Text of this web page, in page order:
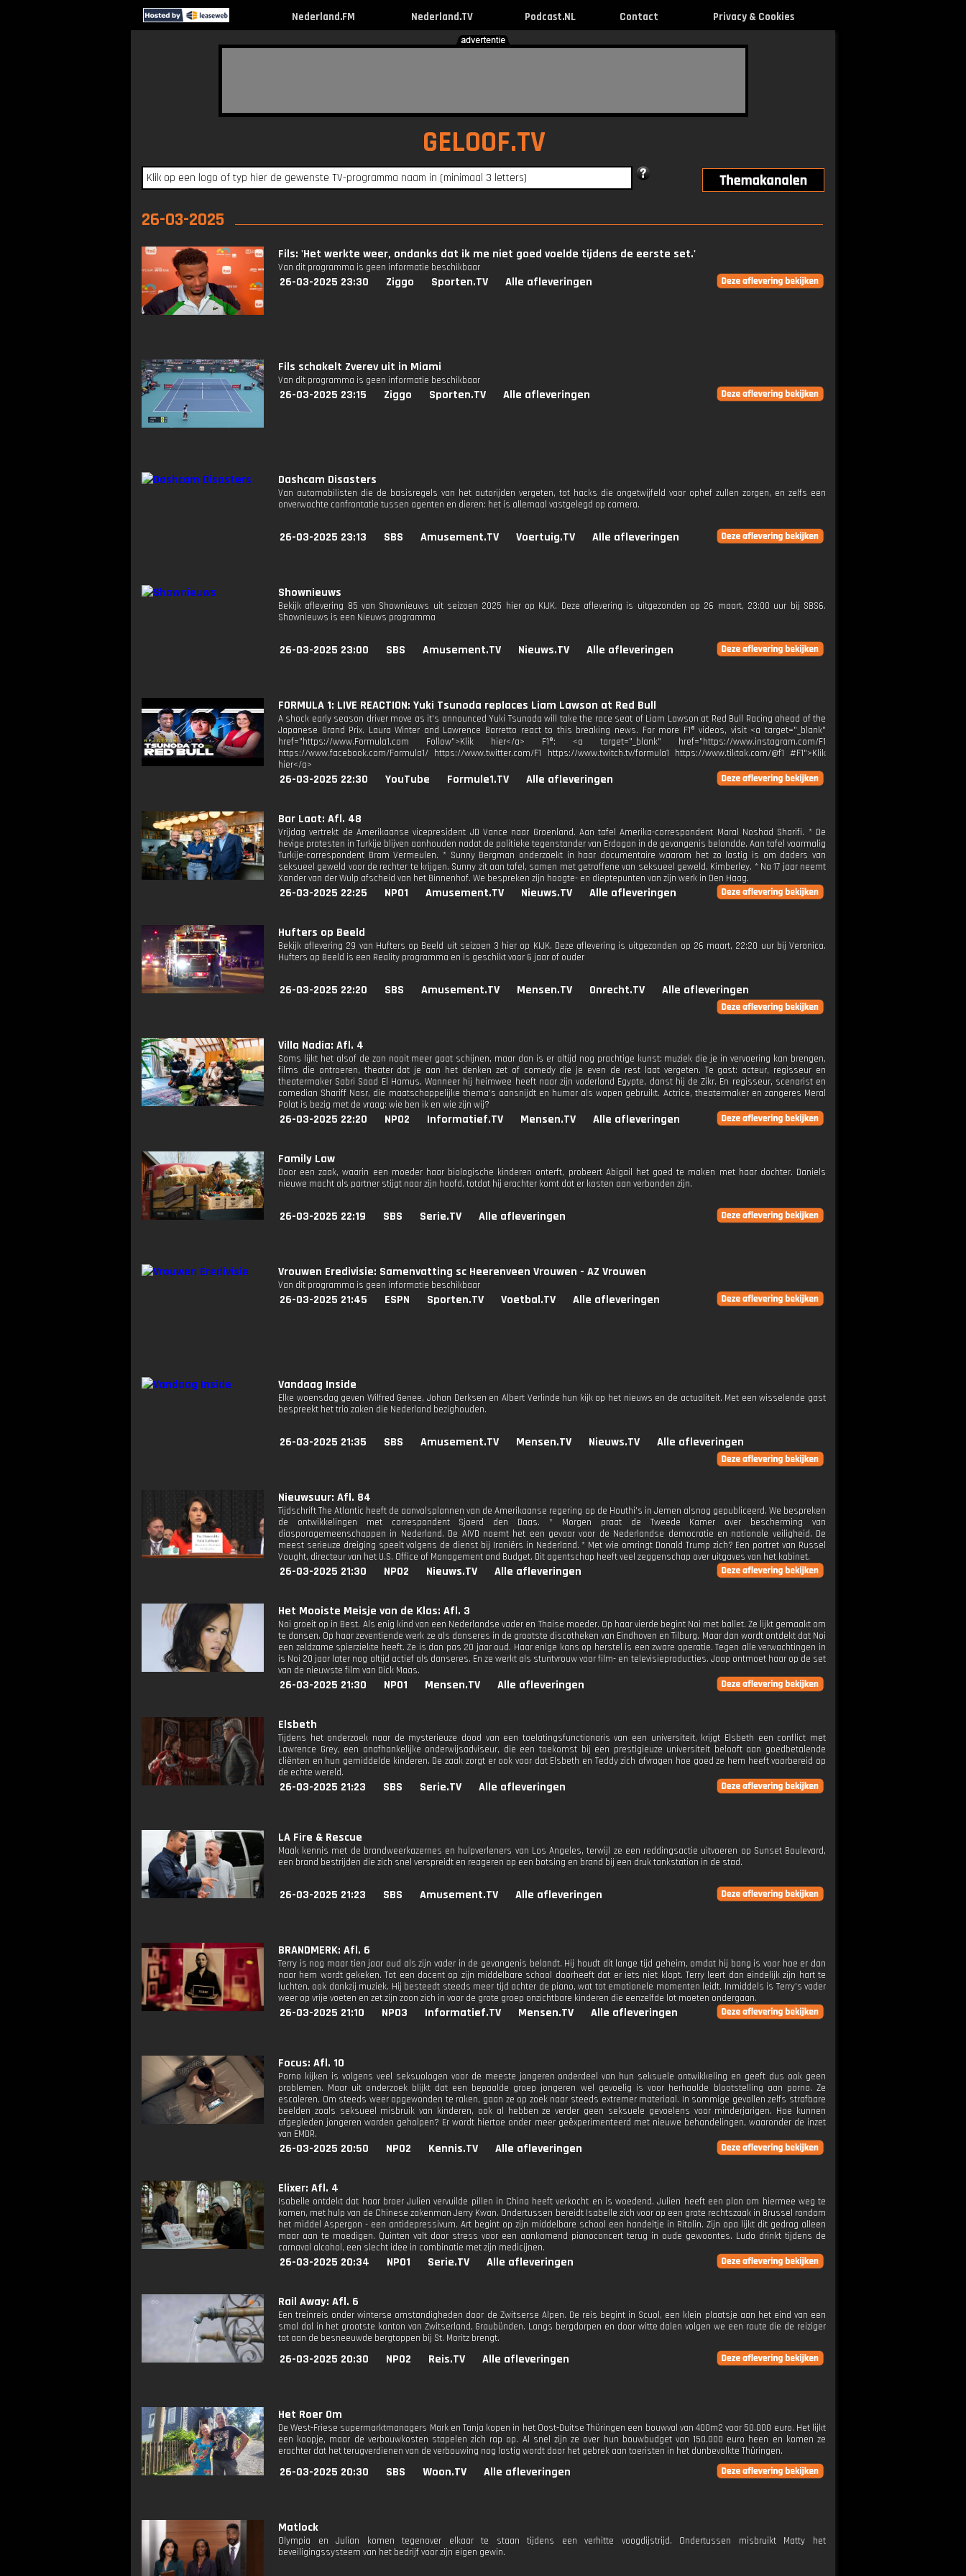
Nederland.FM Nederland.TV Podcast.NL Contact Privacy & Cookies
GELOOF.TV
26-03-2025
Fils: 'Het werkte weer, ondanks dat ik me niet goed voelde tijdens de eerste set.'
Van dit programma is geen informatie beschikbaar
26-03-2025 23:30 Ziggo Sporten.TV Alle afleveringen
Fils schakelt Zverev uit in Miami
Van dit programma is geen informatie beschikbaar
26-03-2025 23:15 Ziggo Sporten.TV Alle afleveringen
Dashcam Disasters
Van automobilisten die de basisregels van het autorijden vergeten, tot hacks die ongetwijfeld voor ophef zullen zorgen, en zelfs een
onverwachte confrontatie tussen agenten en dieren: het is allemaal vastgelegd op camera.
26-03-2025 23:13 SBS Amusement.TV Voertuig.TV Alle afleveringen
Shownieuws
Bekijk aflevering 85 van Shownieuws uit seizoen 2025 hier op KIJK. Deze aflevering is uitgezonden op 26 maart, 23:00 uur bij SBS6.
Shownieuws is een Nieuws programma
26-03-2025 23:00 SBS Amusement.TV Nieuws.TV Alle afleveringen
FORMULA 1: LIVE REACTION: Yuki Tsunoda replaces Liam Lawson at Red Bull
A shock early season driver move as it's announced Yuki Tsunoda will take the race seat of Liam Lawson at Red Bull Racing ahead of the
Japanese Grand Prix. Laura Winter and Lawrence Barretto react to this breaking news. For more F1® videos, visit <a target="_blank"
href="https://www.Formula1.com Follow">Klik hier</a> F1®: <a target="_blank" href="https://www.instagram.com/F1
https://www.facebook.com/Formula1/ https://www.twitter.com/F1 https://www.twitch.tv/formula1 https://www.tiktok.com/@f1 #F1">Klik
hier</a>
26-03-2025 22:30 YouTube Formule1.TV Alle afleveringen
Bar Laat: Afl. 48
Vrijdag vertrekt de Amerikaanse vicepresident JD Vance naar Groenland. Aan tafel Amerika-correspondent Maral Noshad Sharifi. * De
hevige protesten in Turkije blijven aanhouden nadat de politieke tegenstander van Erdogan in de gevangenis belandde. Aan tafel voormalig
Turkije-correspondent Bram Vermeulen. * Sunny Bergman onderzoekt in haar documentaire waarom het zo lastig is om daders van
seksueel geweld voor de rechter te krijgen. Sunny zit aan tafel, samen met getroffene van seksueel geweld, Kimberley. * Na 17 jaar neemt
Xander van der Wulp afscheid van het Binnenhof. We bespreken zijn hoogte- en dieptepunten van zijn werk in Den Haag.
26-03-2025 22:25 NPO1 Amusement.TV Nieuws.TV Alle afleveringen
Hufters op Beeld
Bekijk aflevering 29 van Hufters op Beeld uit seizoen 3 hier op KIJK. Deze aflevering is uitgezonden op 26 maart, 22:20 uur bij Veronica.
Hufters op Beeld is een Reality programma en is geschikt voor 6 jaar of ouder
26-03-2025 22:20 SBS Amusement.TV Mensen.TV Onrecht.TV Alle afleveringen
Villa Nadia: Afl. 4
Soms lijkt het alsof de zon nooit meer gaat schijnen, maar dan is er altijd nog prachtige kunst: muziek die je in vervoering kan brengen,
films die ontroeren, theater dat je aan het denken zet of comedy die je even de rest laat vergeten. Te gast: acteur, regisseur en
theatermaker Sabri Saad El Hamus. Wanneer hij heimwee heeft naar zijn vaderland Egypte, danst hij de Zikr. En regisseur, scenarist en
comedian Shariff Nasr, die maatschappelijke thema's aansnijdt en humor als wapen gebruikt. Actrice, theatermaker en zangeres Meral
Polat is bezig met de vraag: wie ben ik en wie zijn wij?
26-03-2025 22:20 NPO2 Informatief.TV Mensen.TV Alle afleveringen
Family Law
Door een zaak, waarin een moeder haar biologische kinderen onterft, probeert Abigail het goed te maken met haar dochter. Daniels
nieuwe macht als partner stijgt naar zijn hoofd, totdat hij erachter komt dat er kosten aan verbonden zijn.
26-03-2025 22:19 SBS Serie.TV Alle afleveringen
Vrouwen Eredivisie: Samenvatting sc Heerenveen Vrouwen - AZ Vrouwen
Van dit programma is geen informatie beschikbaar
26-03-2025 21:45 ESPN Sporten.TV Voetbal.TV Alle afleveringen
Vandaag Inside
Elke woensdag geven Wilfred Genee, Johan Derksen en Albert Verlinde hun kijk op het nieuws en de actualiteit. Met een wisselende gast
bespreekt het trio zaken die Nederland bezighouden.
26-03-2025 21:35 SBS Amusement.TV Mensen.TV Nieuws.TV Alle afleveringen
Nieuwsuur: Afl. 84
Tijdschrift The Atlantic heeft de aanvalsplannen van de Amerikaanse regering op de Houthi's in Jemen alsnog gepubliceerd. We bespreken
de ontwikkelingen met correspondent Sjoerd den Daas. * Morgen praat de Tweede Kamer over bescherming van
diasporagemeenschappen in Nederland. De AIVD noemt het een gevaar voor de Nederlandse democratie en nationale veiligheid. De
meest serieuze dreiging speelt volgens de dienst bij Iraniërs in Nederland. * Met wie omringt Donald Trump zich? Een portret van Russel
Vought, directeur van het U.S. Office of Management and Budget. Dit agentschap heeft veel zeggenschap over uitgaves van het kabinet.
26-03-2025 21:30 NPO2 Nieuws.TV Alle afleveringen
Het Mooiste Meisje van de Klas: Afl. 3
Noi groeit op in Best. Als enig kind van een Nederlandse vader en Thaise moeder. Op haar vierde begint Noi met ballet. Ze lijkt gemaakt om
te dansen. Op haar zeventiende werk ze als danseres in de grootste discotheken van Eindhoven en Tilburg. Maar dan wordt ontdekt dat Noi
een zeldzame spierziekte heeft. Ze is dan pas 20 jaar oud. Haar enige kans op herstel is een zware operatie. Tegen alle verwachtingen in
is Noi 20 jaar later nog altijd actief als danseres. En ze werkt als stuntvrouw voor film- en televisieproducties. Jaap ontmoet haar op de set
van de nieuwste film van Dick Maas.
26-03-2025 21:30 NPO1 Mensen.TV Alle afleveringen
Elsbeth
Tijdens het onderzoek naar de mysterieuze dood van een toelatingsfunctionaris van een universiteit, krijgt Elsbeth een conflict met
Lawrence Grey, een onafhankelijke onderwijsadviseur, die een toekomst bij een prestigieuze universiteit belooft aan goedbetalende
cliënten en hun gemiddelde kinderen. De zaak zorgt er ook voor dat Elsbeth en Teddy zich afvragen hoe goed ze hem heeft voorbereid op
de echte wereld.
26-03-2025 21:23 SBS Serie.TV Alle afleveringen
LA Fire & Rescue
Maak kennis met de brandweerkazernes en hulpverleners van Los Angeles, terwijl ze een reddingsactie uitvoeren op Sunset Boulevard,
een brand bestrijden die zich snel verspreidt en reageren op een botsing en brand bij een druk tankstation in de stad.
26-03-2025 21:23 SBS Amusement.TV Alle afleveringen
BRANDMERK: Afl. 6
Terry is nog maar tien jaar oud als zijn vader in de gevangenis belandt. Hij houdt dit lange tijd geheim, omdat hij bang is voor hoe er dan
naar hem wordt gekeken. Tot een docent op zijn middelbare school doorheeft dat er iets niet klopt. Terry leert dan eindelijk zijn hart te
luchten, ook dankzij muziek. Hij besteedt steeds meer tijd achter de piano, wat tot emotionele momenten leidt. Inmiddels is Terry's vader
weer op vrije voeten en zet zijn zoon zich in voor de grote groep onzichtbare kinderen die eenzelfde lot moeten ondergaan.
26-03-2025 21:10 NPO3 Informatief.TV Mensen.TV Alle afleveringen
Focus: Afl. 10
Porno kijken is volgens veel seksuologen voor de meeste jongeren onderdeel van hun seksuele ontwikkeling en geeft dus ook geen
problemen. Maar uit onderzoek blijkt dat een bepaalde groep jongeren wel gevoelig is voor herhaalde blootstelling aan porno. Ze
escaleren. Om steeds weer opgewonden te raken, gaan ze op zoek naar steeds extremer materiaal. In sommige gevallen zelfs strafbare
beelden zoals seksueel misbruik van kinderen, ook al hebben ze verder geen seksuele gevoelens voor minderjarigen. Hoe kunnen
afgegleden jongeren worden geholpen? Er wordt hiertoe onder meer geëxperimenteerd met nieuwe behandelingen, waaronder de inzet
van EMDR.
26-03-2025 20:50 NPO2 Kennis.TV Alle afleveringen
Elixer: Afl. 4
Isabelle ontdekt dat haar broer Julien vervuilde pillen in China heeft verkocht en is woedend. Julien heeft een plan om hiermee weg te
komen, met hulp van de Chinese zakenman Jerry Kwan. Ondertussen bereidt Isabelle zich voor op een grote rechtszaak in Brussel rondom
het middel Aspergon - een antidepressivum. Art begint op zijn middelbare school een handeltje in Ritalin. Zijn opa lijkt dit gedrag alleen
maar aan te moedigen. Quinten valt door stress voor een aankomend pianoconcert terug in oude gewoontes. Ludo drinkt tijdens de
carnaval alcohol, een slecht idee in combinatie met zijn medicijnen.
26-03-2025 20:34 NPO1 Serie.TV Alle afleveringen
Rail Away: Afl. 6
Een treinreis onder winterse omstandigheden door de Zwitserse Alpen. De reis begint in Scuol, een klein plaatsje aan het eind van een
smal dal in het grootste kanton van Zwitserland, Graubünden. Langs bergdorpen en door witte dalen volgen we een route die de reiziger
tot aan de besneeuwde bergtoppen bij St. Moritz brengt.
26-03-2025 20:30 NPO2 Reis.TV Alle afleveringen
Het Roer Om
De West-Friese supermarktmanagers Mark en Tanja kopen in het Oost-Duitse Thüringen een bouwval van 400m2 voor 50.000 euro. Het lijkt
een koopje, maar de verbouwkosten stapelen zich rap op. Al snel zijn ze over hun bouwbudget van 150.000 euro heen en komen ze
erachter dat het terugverdienen van de verbouwing nog lastig wordt door het gebrek aan toeristen in het dunbevolkte Thüringen.
26-03-2025 20:30 SBS Woon.TV Alle afleveringen
Matlock
Olympia en Julian komen tegenover elkaar te staan tijdens een verhitte voogdijstrijd. Ondertussen misbruikt Matty het
beveiligingssysteem van het bedrijf voor zijn eigen gewin.